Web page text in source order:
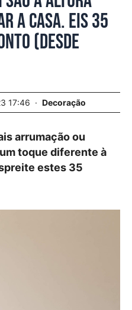
a casa. Eis 35
(desde
17:46 Decoração
arrumação ou
toque diferente à
estes 35